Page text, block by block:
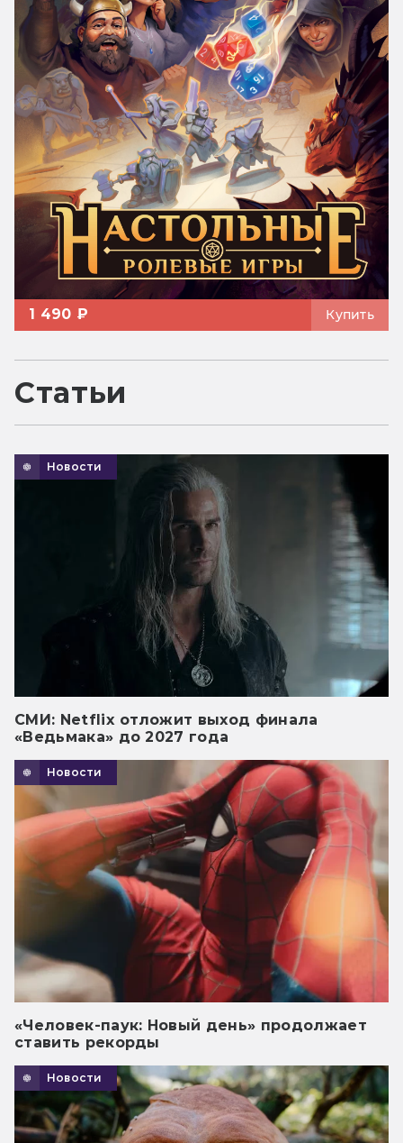
1 490 ₽ Купить
Статьи
Новости
СМИ: Netflix отложит выход финала
«Ведьмака» до 2027 года
Новости
«Человек-паук: Новый день» продолжает
ставить рекорды
Новости